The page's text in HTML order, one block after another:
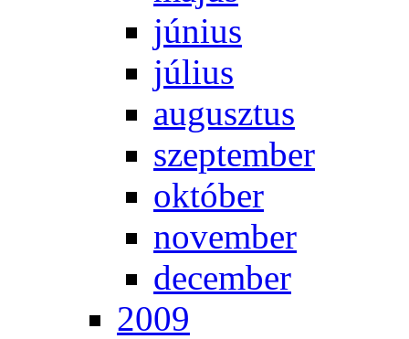
jú­ni­us
jú­li­us
au­gusz­tus
szep­tem­ber
ok­tó­ber
no­vem­ber
de­cem­ber
2009